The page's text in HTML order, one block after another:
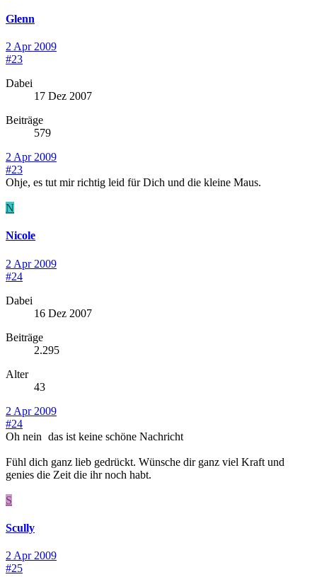
Glenn
2 Apr 2009
#23
Dabei
17 Dez 2007
Beiträge
579
2 Apr 2009
#23
Ohje, es tut mir richtig leid für Dich und die kleine Maus.
N
Nicole
2 Apr 2009
#24
Dabei
16 Dez 2007
Beiträge
2.295
Alter
43
2 Apr 2009
#24
Oh nein das ist keine schöne Nachricht
Fühl dich ganz lieb gedrückt. Wünsche dir ganz viel Kraft und
genies die Zeit die ihr noch habt.
S
Scully
2 Apr 2009
#25